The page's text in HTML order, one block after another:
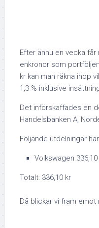
Efter ännu en vecka får
enkronor som
kr kan man räkna ihop
1,3 % inklusive
Det införskaffades en
Handelsbanken A,
Följande utdelningar
Volkswagen 336,10
Totalt: 336,10 kr
Då blickar vi fram